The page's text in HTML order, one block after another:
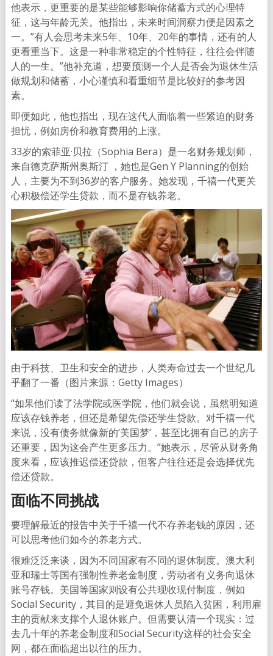
他表示，更重要的是某些能够影响你储蓄方式的心理特
征，这与年龄无关。他指出，未来时间洞察力便是因素之
一。”有人会思考未来5年、10年、20年的事情，还有的人
更看重当下。这是一种非常稳定的个性特征，往往会伴随
人的一生。”他补充道，想要预测一个人是否会为退休生活
做规划和储蓄，小心谨慎和看重细节是比较好的参考因
素。
即便如此，他也指出，现在这代人面临着一些紧迫的财务
担忧，例如房价和教育费用的上涨。
33岁的索菲亚·贝拉（Sophia Bera）是一名财务规划师，
来自德克萨斯州奥斯汀 ，她也是Gen Y Planning的创始
人，主要为不到36岁的客户服务。她发现，千禧一代更关
心积极偿还学生贷款，而不是存钱养老。
由于科技、卫生和安全的进步，人类寿命过去一个世纪几
乎翻了一番（图片来源：Getty Images）
“如果他们读了法学院或医学院，他们就会说，虽然明知道
应该存钱养老，但还是希望先偿还学生贷款。对千禧一代
来说，没有债务就像新的’美国梦’，甚至比拥有自己的房子
还重要，因为这会产生更多压力。”她表示，尽管从财务角
度来看，应该推迟偿还贷款，但客户往往还是会选择优先
偿还贷款。
面临不同挑战
要理解最近的报告中关于千禧一代不存养老钱的原因，还
可以思考他们如今的养老方式。
很难泛泛来谈，因为不同国家有不同的退休制度。澳大利
亚和瑞士等国有强制性养老金制度，劳动者有义务向退休
账号存钱。美国等国家则设有公共现收现付制度，例如
Social Security，其目的是避免退休人员陷入贫困，利用雇
主的贡献来支撑个人退休账户。但需要认清一个现实：过
去几十年的养老金制度和Social Security这样的社会安全
网，都在面临超出以往的压力。